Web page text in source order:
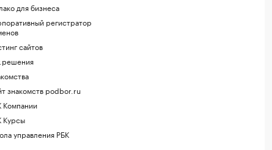
для бизнеса
регистратор
сайтов
знакомств podbor.ru
Компании
Курсы
управления РБК